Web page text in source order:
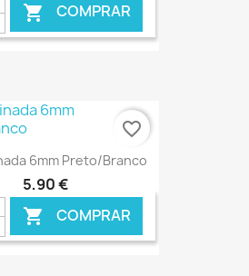
 COMPRAR
€ ONLINE
6mm Preto/Branco
5,90 €
 COMPRAR
favorite_border